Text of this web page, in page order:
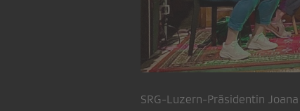
SRG-Luzern-Präsidentin